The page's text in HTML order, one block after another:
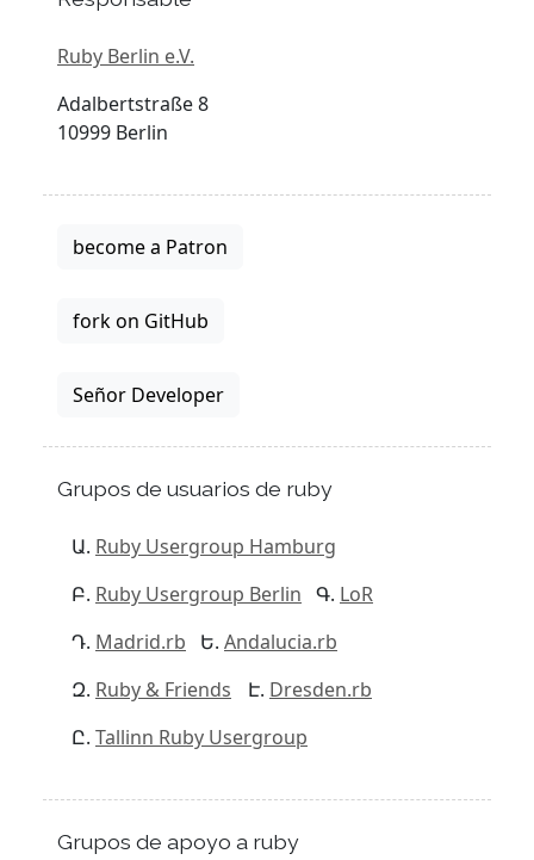
Ruby Berlin e.V.
Adalbertstraße 8
10999 Berlin
become a Patron
fork on GitHub
Señor Developer
Grupos de usuarios de ruby
Ruby Usergroup Hamburg
Ruby Usergroup Berlin
LoR
Madrid.rb
Andalucia.rb
Ruby & Friends
Dresden.rb
Tallinn Ruby Usergroup
Grupos de apoyo a ruby